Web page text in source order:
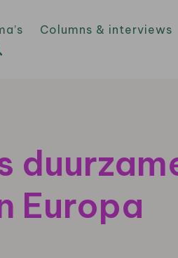
Columns & interviews
Europa